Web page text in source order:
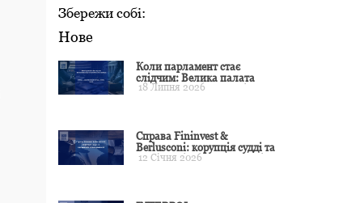
Збережи собі:
Нове
Коли парламент стає
слідчим: Велика палата
ЄСПЛ окреслила межі
18 Липня 2026
Справа Fininvest &
Berlusconi: корупція судді та
презумпція невинуватості
12 Січня 2026